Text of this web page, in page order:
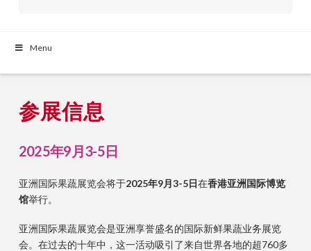
Menu
参展信息
2025年9月3-5日
亚洲国际果蔬展览会将于2025年9月3-5日在香港亚洲国际博览
馆举行。
亚洲国际果蔬展览会是亚洲享誉盛名的国际新鲜果蔬业务展览
会。在过去的十年中，这一活动吸引了来自世界各地的超760多